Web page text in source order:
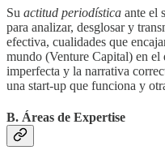
Su actitud periodística ante el
para analizar, desglosar y
efectiva, cualidades que
mundo (Venture Capital) en el
imperfecta y la narrativa
una start-up que funciona y
B. Áreas de Expertise